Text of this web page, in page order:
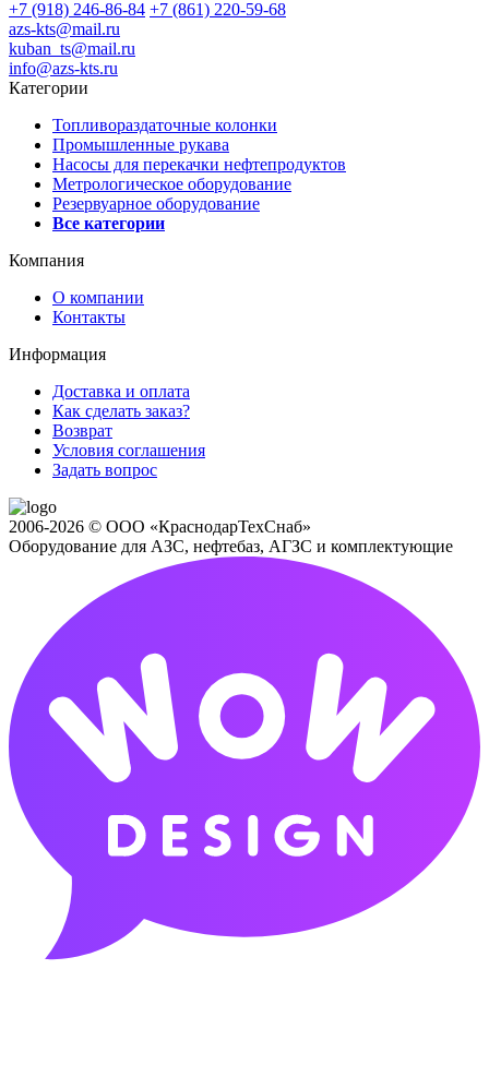
+7 (918) 246-86-84 +7 (861) 220-59-68
azs-kts@mail.ru
kuban_ts@mail.ru
info@azs-kts.ru
Категории
Топливораздаточные колонки
Промышленные рукава
Насосы для перекачки нефтепродуктов
Метрологическое оборудование
Резервуарное оборудование
Все категории
Компания
О компании
Контакты
Информация
Доставка и оплата
Как сделать заказ?
Возврат
Условия соглашения
Задать вопрос
2006-2026 © ООО «КраснодарТехСнаб»
Оборудование для АЗС, нефтебаз, АГЗС и комплектующие